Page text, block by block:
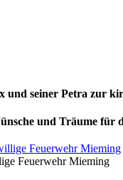
und seiner Petra zur
und Träume für
Feuerwehr Mieming